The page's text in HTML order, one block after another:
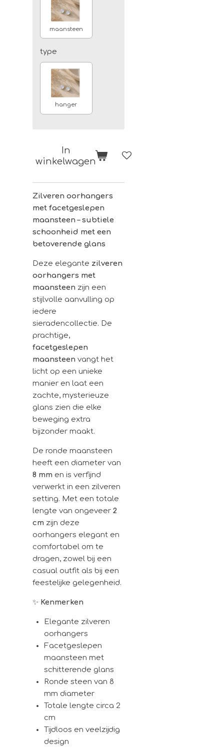
maansteen
type
hanger
In
winkelwagen
Zilveren oorhangers
met facetgeslepen
maansteen – subtiele
schoonheid met een
betoverende glans
Deze elegante zilveren
oorhangers met
maansteen zijn een
stijlvolle aanvulling op
iedere
sieradencollectie. De
prachtige,
facetgeslepen
maansteen vangt het
licht op een unieke
manier en laat een
zachte, mysterieuze
glans zien die elke
beweging extra
bijzonder maakt.
De ronde maansteen
heeft een diameter van
8 mm en is verfijnd
verwerkt in een zilveren
setting. Met een totale
lengte van ongeveer 2
cm zijn deze
oorhangers elegant en
comfortabel om te
dragen, zowel bij een
casual outfit als bij een
feestelijke gelegenheid.
✨ Kenmerken
Elegante zilveren
oorhangers
Facetgeslepen
maansteen met
schitterende glans
Ronde steen van 8
mm diameter
Totale lengte circa 2
cm
Tijdloos en veelzijdig
design